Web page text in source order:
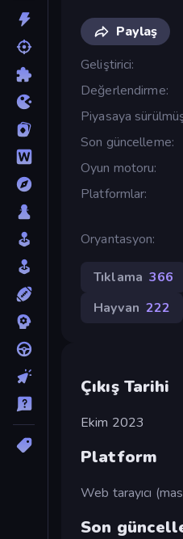
Paylaş
Geliştirici
Değerlendirme
Piyasaya
Son güncelleme
Oyun motoru
Platformlar
Oryantasyon
Tıklama 366
Hayvan 222
Çıkış Tarihi
Ekim 2023
Platform
Web tarayıcı
Son